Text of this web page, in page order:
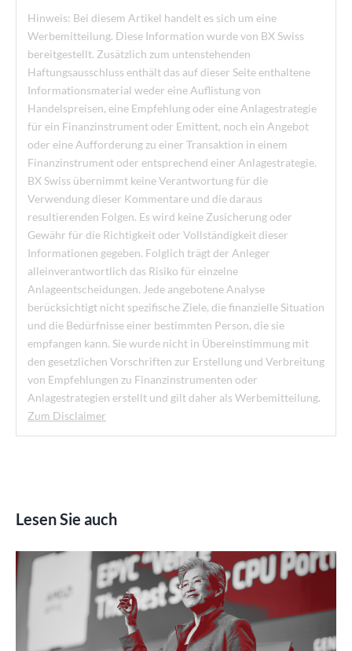
Hinweis: Bei diesem Artikel handelt es sich um eine
Werbemitteilung. Diese Information wurde von BX Swiss
bereitgestellt. Zusätzlich zum untenstehenden
Haftungsausschluss enthält das auf dieser Seite enthaltene
Informationsmaterial weder eine Auflistung von
Handelspreisen, eine Empfehlung oder eine Anlagestrategie
für ein Finanzinstrument oder Emittent, noch ein Angebot
oder eine Aufforderung zu einer Transaktion in einem
Finanzinstrument oder entsprechend einer Anlagestrategie.
BX Swiss übernimmt keine Verantwortung für die
Verwendung dieser Kommentare und die daraus
resultierenden Folgen. Es wird keine Zusicherung oder
Gewähr für die Richtigkeit oder Vollständigkeit dieser
Informationen gegeben. Folglich trägt der Anleger
alleinverantwortlich das Risiko für einzelne
Anlageentscheidungen. Jede angebotene Analyse
berücksichtigt nicht spezifische Ziele, die finanzielle Situation
und die Bedürfnisse einer bestimmten Person, die sie
empfangen kann. Sie wurde nicht in Übereinstimmung mit
den gesetzlichen Vorschriften zur Erstellung und Verbreitung
von Empfehlungen zu Finanzinstrumenten oder
Anlagestrategien erstellt und gilt daher als Werbemitteilung.
Zum Disclaimer
Lesen Sie auch